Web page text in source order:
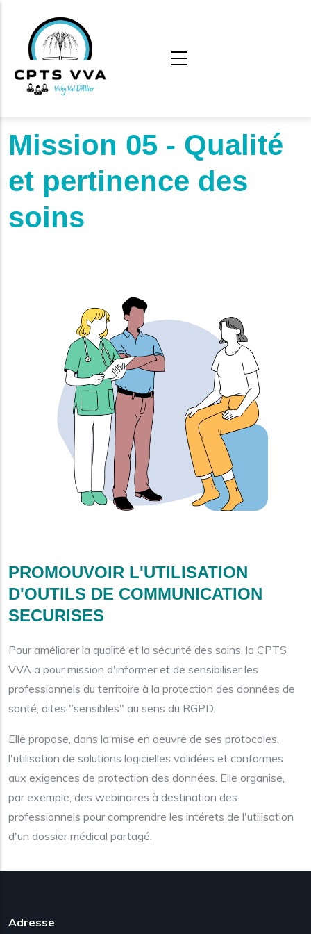
Mission 05 - Qualité
et pertinence des
soins
PROMOUVOIR L'UTILISATION
D'OUTILS DE COMMUNICATION
SECURISES
Pour améliorer la qualité et la sécurité des soins, la CPTS
VVA a pour mission d'informer et de sensibiliser les
professionnels du territoire à la protection des données de
santé, dites "sensibles" au sens du RGPD.
Elle propose, dans la mise en oeuvre de ses protocoles,
l'utilisation de solutions logicielles validées et conformes
aux exigences de protection des données. Elle organise,
par exemple, des webinaires à destination des
professionnels pour comprendre les intérets de l'utilisation
d'un dossier médical partagé.
Adresse